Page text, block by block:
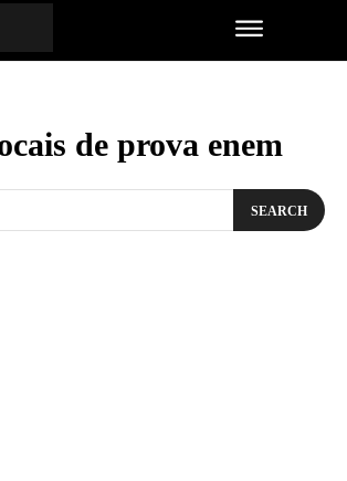
de prova enem
SEARCH